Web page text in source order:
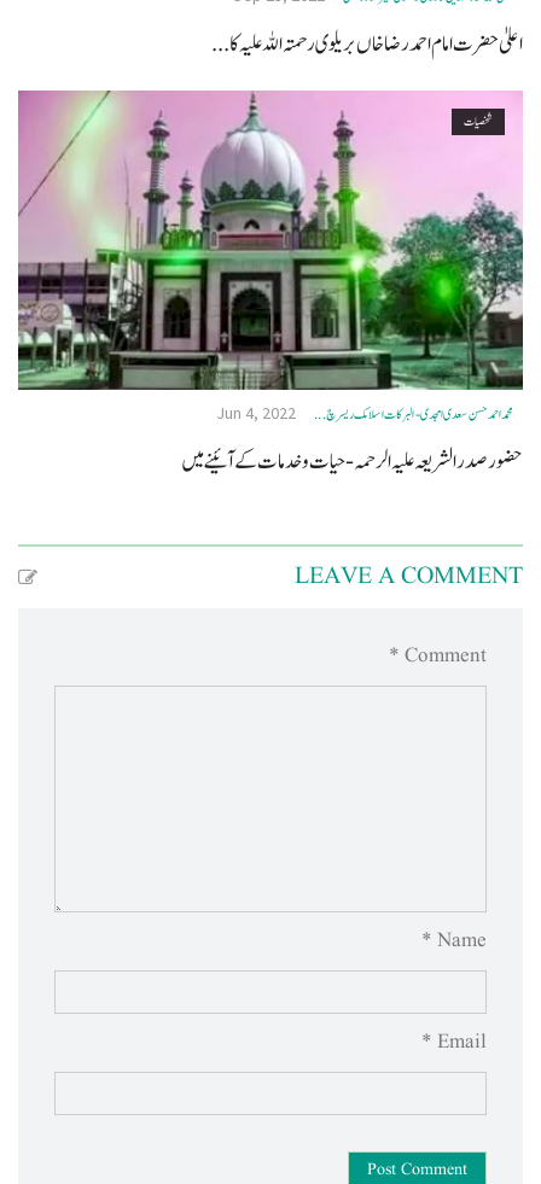
اعلیٰ حضرت امام احمد رضا خاں بر یلو ی رحمتہ اللہ علیہ کا...
شخصیات
محمد احمد حسن سعدی امجدی - البرکات اسلامک ریسرچ ... Jun 4, 2022
حضور صدر الشریعہ علیہ الرحمہ - حیات و خدمات کے آئینے میں
LEAVE A COMMENT
Comment *
Name *
Email *
Post Comment